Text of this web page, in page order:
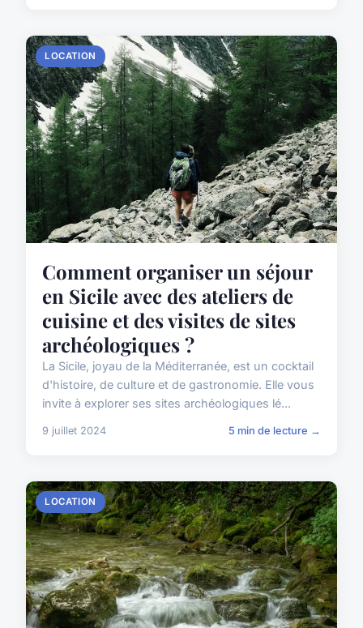
LOCATION
Comment organiser un séjour
en Sicile avec des ateliers de
cuisine et des visites de sites
archéologiques ?
La Sicile, joyau de la Méditerranée, est un cocktail
d'histoire, de culture et de gastronomie. Elle vous
invite à explorer ses sites archéologiques lé...
9 juillet 2024 5 min de lecture →
LOCATION